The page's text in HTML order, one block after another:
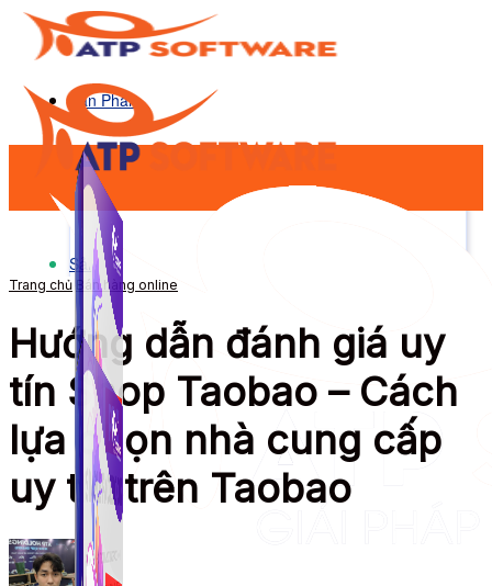
Sản Phẩm
Sản Phẩm
Trang chủ Bán hàng online
Hướng dẫn đánh giá uy
tín Shop Taobao – Cách
lựa chọn nhà cung cấp
uy tín trên Taobao